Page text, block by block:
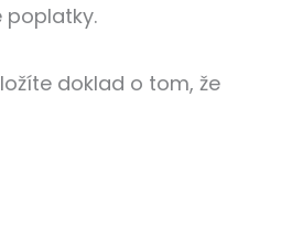
poplatky.
doklad o tom, že